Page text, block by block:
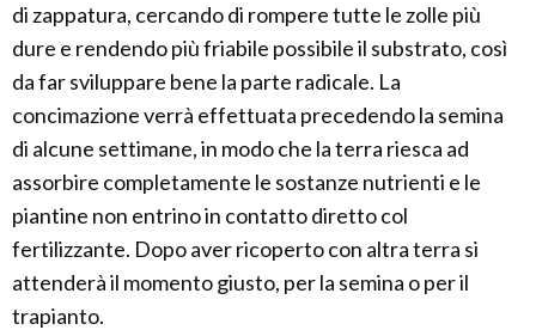
di zappatura, cercando di rompere tutte le zolle più
dure e rendendo più friabile possibile il substrato, così
da far sviluppare bene la parte radicale. La
concimazione verrà effettuata precedendo la semina
di alcune settimane, in modo che la terra riesca ad
assorbire completamente le sostanze nutrienti e le
piantine non entrino in contatto diretto col
fertilizzante. Dopo aver ricoperto con altra terra si
attenderà il momento giusto, per la semina o per il
trapianto.